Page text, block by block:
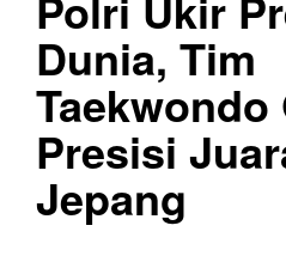
Dunia, Tim
Taekwondo
Presisi
Jepang